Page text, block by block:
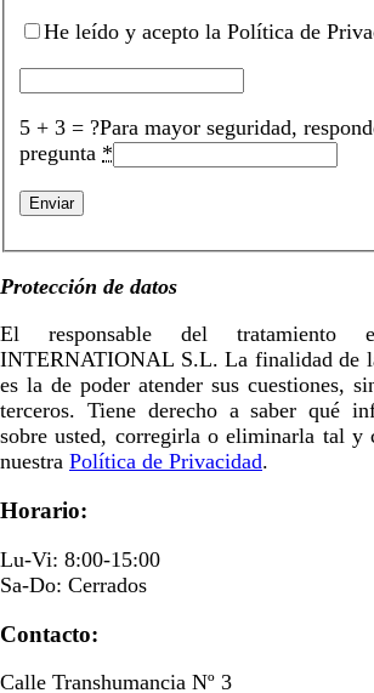
He leído y acepto la Política de
5 + 3 = ?Para mayor seguridad,
pregunta *
Protección de datos
El responsable del tratamiento
INTERNATIONAL S.L. La finalidad de
es la de poder atender sus cuestiones,
terceros. Tiene derecho a saber qué
sobre usted, corregirla o eliminarla tal y
nuestra Política de Privacidad.
Horario:
Lu-Vi: 8:00-15:00
Sa-Do: Cerrados
Contacto:
Calle Transhumancia Nº 3